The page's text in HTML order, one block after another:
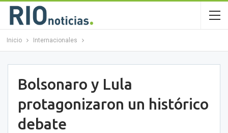
Inicio Internacionales
Bolsonaro y Lula
protagonizaron un histórico
debate